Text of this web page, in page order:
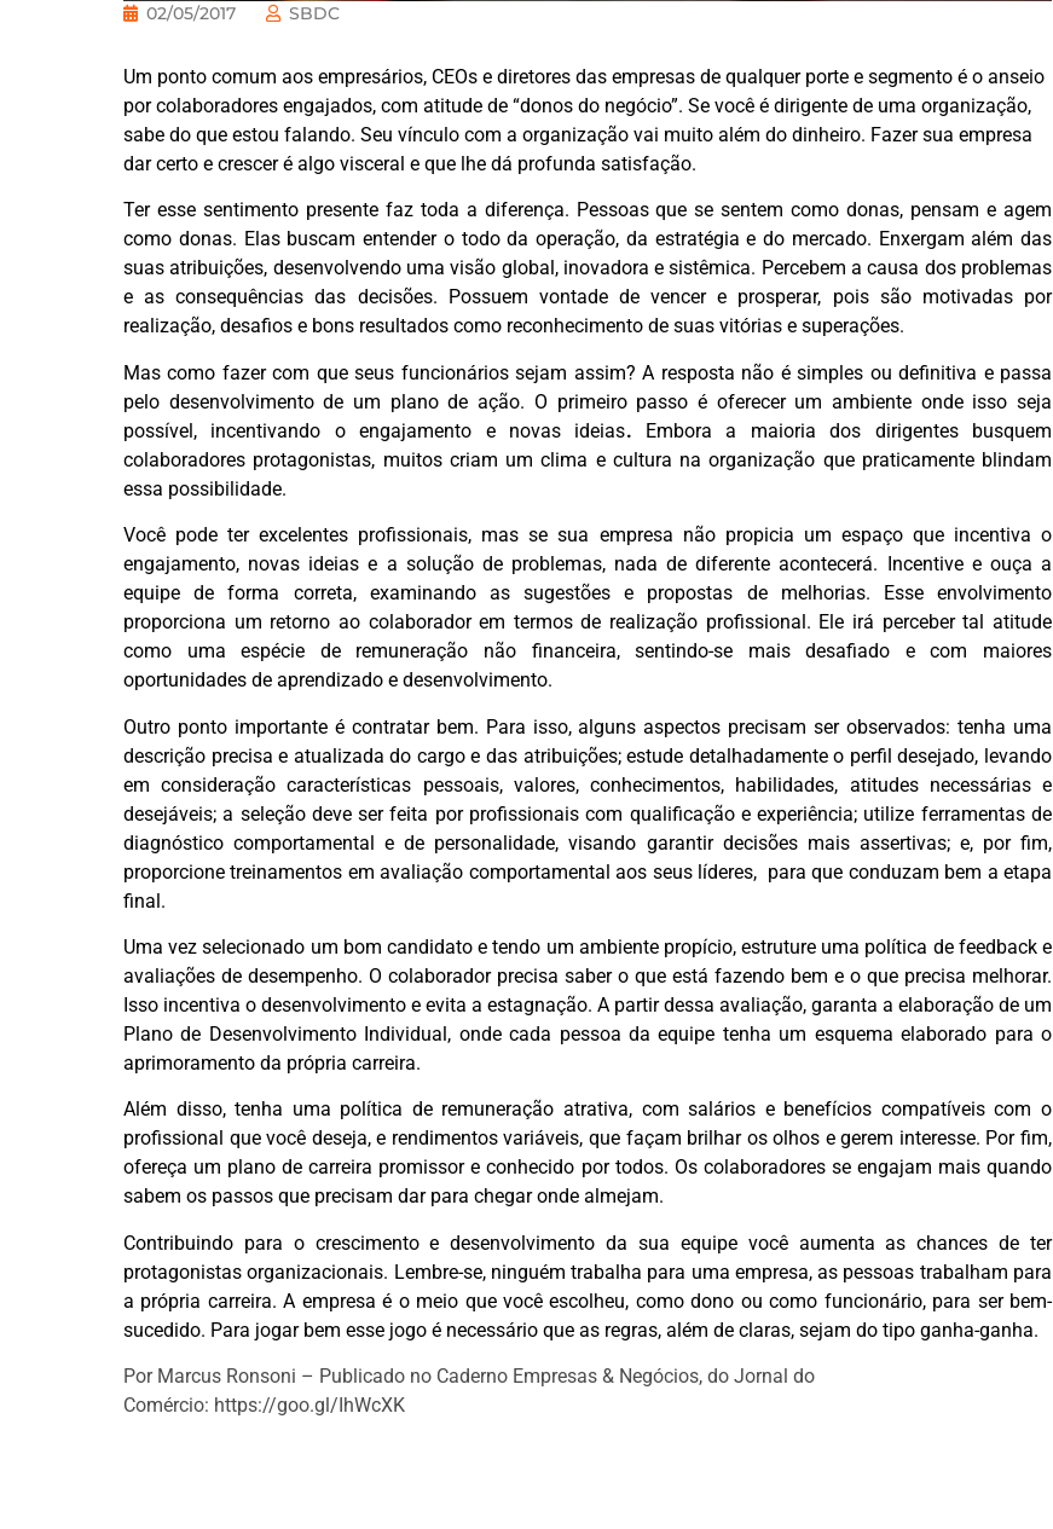
02/05/2017 SBDC
Um ponto comum aos empresários, CEOs e diretores das empresas de qualquer porte e segmento é o anseio
por colaboradores engajados, com atitude de “donos do negócio”. Se você é dirigente de uma organização,
sabe do que estou falando. Seu vínculo com a organização vai muito além do dinheiro. Fazer sua empresa
dar certo e crescer é algo visceral e que lhe dá profunda satisfação.
Ter esse sentimento presente faz toda a diferença. Pessoas que se sentem como donas, pensam e agem
como donas. Elas buscam entender o todo da operação, da estratégia e do mercado. Enxergam além das
suas atribuições, desenvolvendo uma visão global, inovadora e sistêmica. Percebem a causa dos problemas
e as consequências das decisões. Possuem vontade de vencer e prosperar, pois são motivadas por
realização, desafios e bons resultados como reconhecimento de suas vitórias e superações.
Mas como fazer com que seus funcionários sejam assim? A resposta não é simples ou definitiva e passa
pelo desenvolvimento de um plano de ação. O primeiro passo é oferecer um ambiente onde isso seja
possível, incentivando o engajamento e novas ideias. Embora a maioria dos dirigentes busquem
colaboradores protagonistas, muitos criam um clima e cultura na organização que praticamente blindam
essa possibilidade.
Você pode ter excelentes profissionais, mas se sua empresa não propicia um espaço que incentiva o
engajamento, novas ideias e a solução de problemas, nada de diferente acontecerá. Incentive e ouça a
equipe de forma correta, examinando as sugestões e propostas de melhorias. Esse envolvimento
proporciona um retorno ao colaborador em termos de realização profissional. Ele irá perceber tal atitude
como uma espécie de remuneração não financeira, sentindo-se mais desafiado e com maiores
oportunidades de aprendizado e desenvolvimento.
Outro ponto importante é contratar bem. Para isso, alguns aspectos precisam ser observados: tenha uma
descrição precisa e atualizada do cargo e das atribuições; estude detalhadamente o perfil desejado, levando
em consideração características pessoais, valores, conhecimentos, habilidades, atitudes necessárias e
desejáveis; a seleção deve ser feita por profissionais com qualificação e experiência; utilize ferramentas de
diagnóstico comportamental e de personalidade, visando garantir decisões mais assertivas; e, por fim,
proporcione treinamentos em avaliação comportamental aos seus líderes, para que conduzam bem a etapa
final.
Uma vez selecionado um bom candidato e tendo um ambiente propício, estruture uma política de feedback e
avaliações de desempenho. O colaborador precisa saber o que está fazendo bem e o que precisa melhorar.
Isso incentiva o desenvolvimento e evita a estagnação. A partir dessa avaliação, garanta a elaboração de um
Plano de Desenvolvimento Individual, onde cada pessoa da equipe tenha um esquema elaborado para o
aprimoramento da própria carreira.
Além disso, tenha uma política de remuneração atrativa, com salários e benefícios compatíveis com o
profissional que você deseja, e rendimentos variáveis, que façam brilhar os olhos e gerem interesse. Por fim,
ofereça um plano de carreira promissor e conhecido por todos. Os colaboradores se engajam mais quando
sabem os passos que precisam dar para chegar onde almejam.
Contribuindo para o crescimento e desenvolvimento da sua equipe você aumenta as chances de ter
protagonistas organizacionais. Lembre-se, ninguém trabalha para uma empresa, as pessoas trabalham para
a própria carreira. A empresa é o meio que você escolheu, como dono ou como funcionário, para ser bem-
sucedido. Para jogar bem esse jogo é necessário que as regras, além de claras, sejam do tipo ganha-ganha.
Por Marcus Ronsoni – Publicado no Caderno Empresas & Negócios, do Jornal do
Comércio: https://goo.gl/IhWcXK